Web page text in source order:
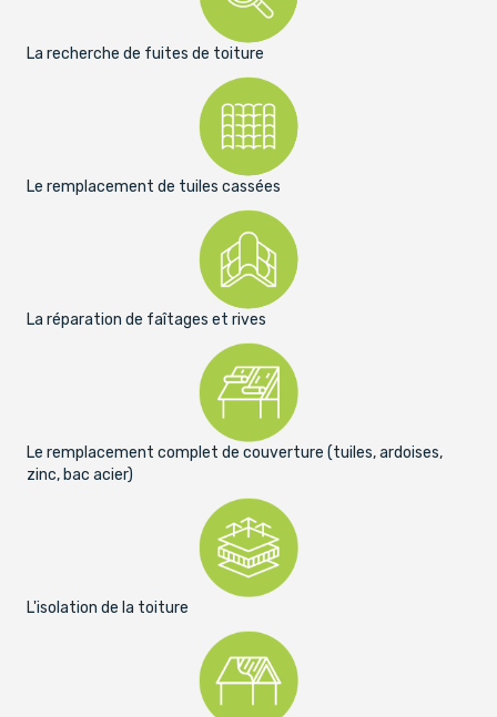
La recherche de fuites de toiture
Le remplacement de tuiles cassées
La réparation de faîtages et rives
Le remplacement complet de couverture (tuiles, ardoises,
zinc, bac acier)
L'isolation de la toiture